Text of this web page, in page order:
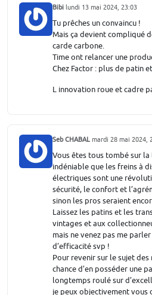
Bibi lundi 13 mai 2024, 23:03
Tu prêches un convaincu !
Mais ça devient compliqué
carde carbone.
Time ont relancer une
Chez Factor : plus de patin
L innovation roue et cadre
Seb CHABAL mardi 28 mai 2024,
Vous êtes tous tombé sur la
indéniable que les freins à
électriques sont une
sécurité, le confort et
sinon les pros seraient
Laissez les patins et les
vintages et aux
mais ne venez pas me
d’efficacité svp !
Pour revenir sur le sujet des
chance d’en posséder une
longtemps roulé sur
je peux objectivement vous